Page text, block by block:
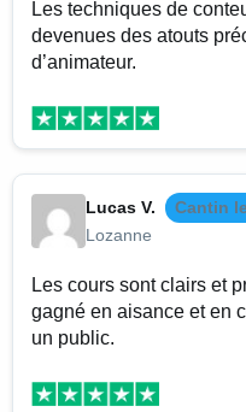
Les techniques de
devenues des atouts
d’animateur.
Lucas V.
Cantin
Lozanne
Les cours sont clairs et
gagné en aisance et en
un public.